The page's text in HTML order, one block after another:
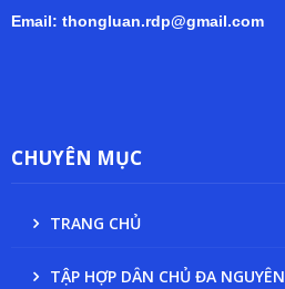
Email: thongluan.rdp@gmail.com
CHUYÊN MỤC
TRANG CHỦ
TẬP HỢP DÂN CHỦ ĐA NGUYÊN